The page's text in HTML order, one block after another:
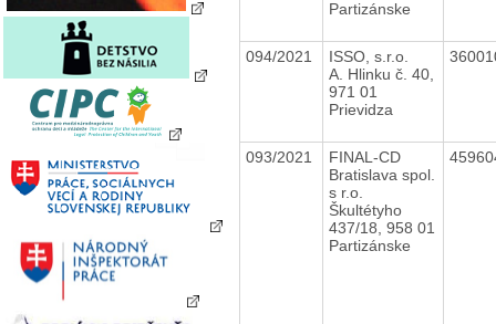
Partizánske
094/2021
ISSO, s.r.o.
A. Hlinku č. 40,
971 01
Prievidza
093/2021
FINAL-CD
Bratislava spol.
s r.o.
Škultétyho
437/18, 958 01
Partizánske